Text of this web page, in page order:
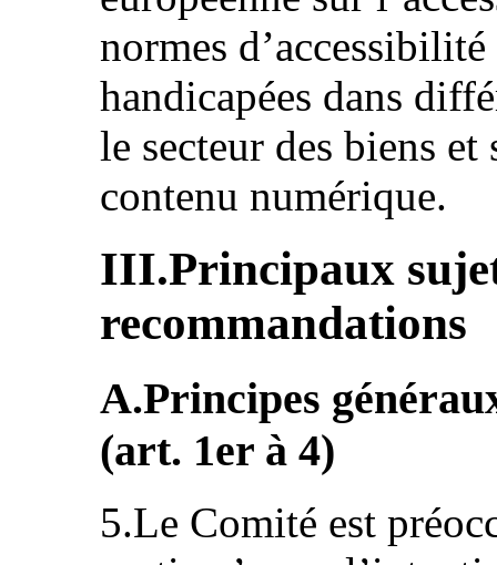
normes
handicapées dans
le secteur des biens
contenu numérique.
III.Principaux
recommandations
A.Principes
(art. 1er à 4)
5.Le Comité est